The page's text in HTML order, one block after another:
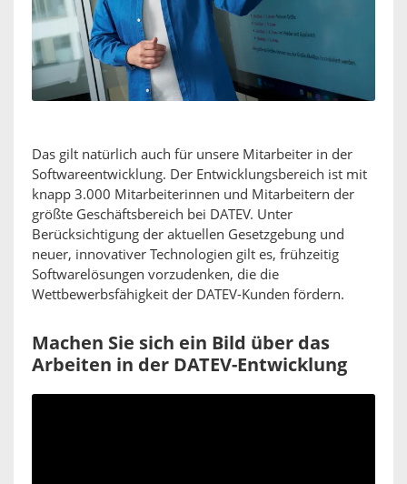
Das gilt natürlich auch für unsere Mitarbeiter in der
Softwareentwicklung. Der Entwicklungsbereich ist mit
knapp 3.000 Mitarbeiterinnen und Mitarbeitern der
größte Geschäftsbereich bei DATEV. Unter
Berücksichtigung der aktuellen Gesetzgebung und
neuer, innovativer Technologien gilt es, frühzeitig
Softwarelösungen vorzudenken, die die
Wettbewerbsfähigkeit der DATEV-Kunden fördern.
Machen Sie sich ein Bild über das
Arbeiten in der DATEV-Entwicklung